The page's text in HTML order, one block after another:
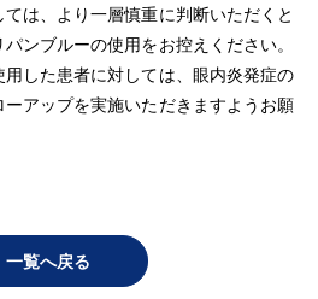
は、より一層慎重に判断いただくと
ンブルーの使用をお控えください。
用した患者に対しては、眼内炎発症の
アップを実施いただきますようお願
一覧へ戻る